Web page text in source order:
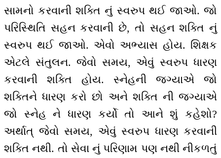
સામનો કરવાની શક્તિ નું સ્વરુપ થઈ જાઓ. જો
પરિસ્થિતિ સહન કરવાની છે, તો સહન શક્તિ નું
સ્વરુપ થઈ જાઓ. એવો અભ્યાસ હોય. શિક્ષક
એટલે સંતુલન. જેવો સમય, એવું સ્વરુપ ધારણ
કરવાની શક્તિ હોય. સ્નેહની જગ્યાએ જો
શક્તિને ધારણ કરો છો અને શક્તિ ની જગ્યાએ
જો સ્નેહ ને ધારણ કર્યો તો આને શું કહેશો?
અર્થાત્ જેવો સમય, એવું સ્વરુપ ધારણ કરવાની
શક્તિ નથી. તો સેવા નું પરિણામ પણ નથી નીકળતું